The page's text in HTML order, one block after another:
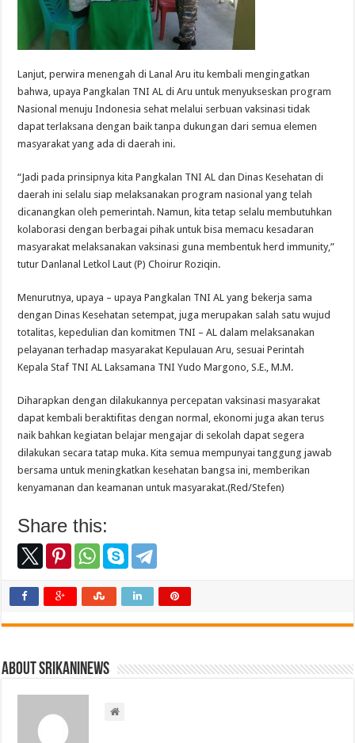
Lanjut, perwira menengah di Lanal Aru itu kembali mengingatkan
bahwa, upaya Pangkalan TNI AL di Aru untuk menyukseskan program
Nasional menuju Indonesia sehat melalui serbuan vaksinasi tidak
dapat terlaksana dengan baik tanpa dukungan dari semua elemen
masyarakat yang ada di daerah ini.
“Jadi pada prinsipnya kita Pangkalan TNI AL dan Dinas Kesehatan di
daerah ini selalu siap melaksanakan program nasional yang telah
dicanangkan oleh pemerintah. Namun, kita tetap selalu membutuhkan
kolaborasi dengan berbagai pihak untuk bisa memacu kesadaran
masyarakat melaksanakan vaksinasi guna membentuk herd immunity,”
tutur Danlanal Letkol Laut (P) Choirur Roziqin.
Menurutnya, upaya – upaya Pangkalan TNI AL yang bekerja sama
dengan Dinas Kesehatan setempat, juga merupakan salah satu wujud
totalitas, kepedulian dan komitmen TNI – AL dalam melaksanakan
pelayanan terhadap masyarakat Kepulauan Aru, sesuai Perintah
Kepala Staf TNI AL Laksamana TNI Yudo Margono, S.E., M.M.
Diharapkan dengan dilakukannya percepatan vaksinasi masyarakat
dapat kembali beraktifitas dengan normal, ekonomi juga akan terus
naik bahkan kegiatan belajar mengajar di sekolah dapat segera
dilakukan secara tatap muka. Kita semua mempunyai tanggung jawab
bersama untuk meningkatkan kesehatan bangsa ini, memberikan
kenyamanan dan keamanan untuk masyarakat.(Red/Stefen)
Share this:
About srikaninews